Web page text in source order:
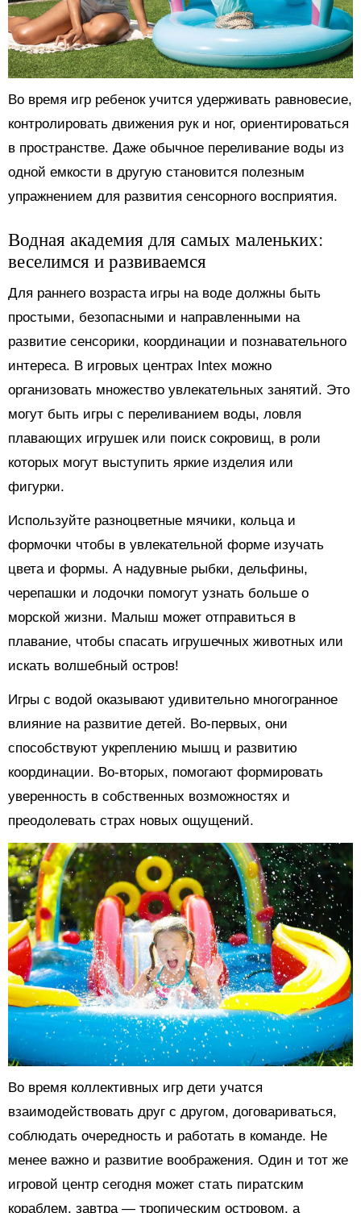
Во время игр ребенок учится удерживать равновесие,
контролировать движения рук и ног, ориентироваться
в пространстве. Даже обычное переливание воды из
одной емкости в другую становится полезным
упражнением для развития сенсорного восприятия.
Водная академия для самых маленьких:
веселимся и развиваемся
Для раннего возраста игры на воде должны быть
простыми, безопасными и направленными на
развитие сенсорики, координации и познавательного
интереса. В игровых центрах Intex можно
организовать множество увлекательных занятий. Это
могут быть игры с переливанием воды, ловля
плавающих игрушек или поиск сокровищ, в роли
которых могут выступить яркие изделия или
фигурки.
Используйте разноцветные мячики, кольца и
формочки чтобы в увлекательной форме изучать
цвета и формы. А надувные рыбки, дельфины,
черепашки и лодочки помогут узнать больше о
морской жизни. Малыш может отправиться в
плавание, чтобы спасать игрушечных животных или
искать волшебный остров!
Игры с водой оказывают удивительно многогранное
влияние на развитие детей. Во-первых, они
способствуют укреплению мышц и развитию
координации. Во-вторых, помогают формировать
уверенность в собственных возможностях и
преодолевать страх новых ощущений.
Во время коллективных игр дети учатся
взаимодействовать друг с другом, договариваться,
соблюдать очередность и работать в команде. Не
менее важно и развитие воображения. Один и тот же
игровой центр сегодня может стать пиратским
кораблем, завтра — тропическим островом, а